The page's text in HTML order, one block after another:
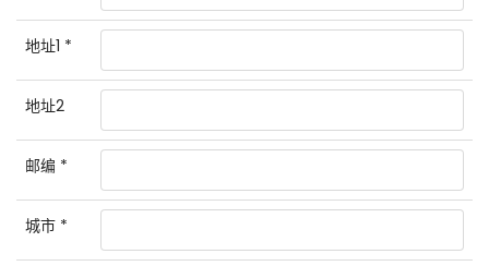
地址1 *
地址2
邮编 *
城市 *